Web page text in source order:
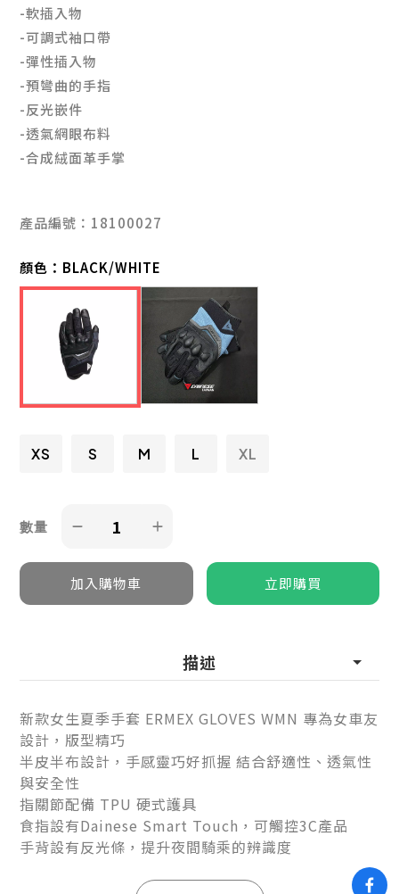
-軟插入物
-可調式袖口帶
-彈性插入物
-預彎曲的手指
-反光嵌件
-透氣網眼布料
-合成絨面革手掌
產品編號：18100027
顏色： BLACK/WHITE
XS S M L XL
數量
描述
新款女生夏季手套 ERMEX GLOVES WMN 專為女車友
設計，版型精巧
半皮半布設計，手感靈巧好抓握 結合舒適性、透氣性
與安全性
指關節配備 TPU 硬式護具
食指設有Dainese Smart Touch，可觸控3C產品
手背設有反光條，提升夜間騎乘的辨識度